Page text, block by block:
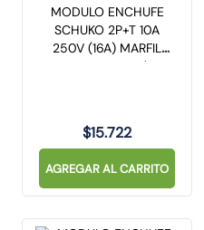
MODULO ENCHUFE
SCHUKO 2P+T 10A
250V (16A) MARFIL
MATIX A5440/3
$15.722
AGREGAR AL CARRITO